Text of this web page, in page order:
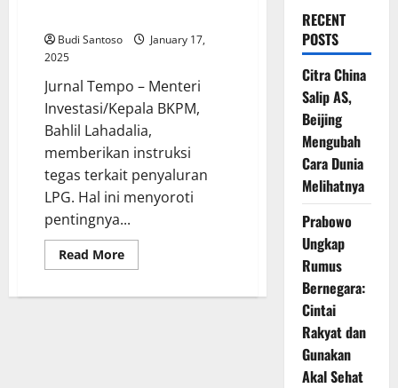
Budi Santoso
January 17,
2025
Jurnal Tempo – Menteri
Investasi/Kepala BKPM,
Bahlil Lahadalia,
memberikan instruksi
tegas terkait penyaluran
LPG. Hal ini menyoroti
pentingnya...
Read MoreRead
more
Bahlil
RECENT
POSTS
Citra China
Salip AS,
Beijing
Mengubah
Cara Dunia
Melihatnya
Prabowo
Ungkap
Rumus
Bernegara:
Cintai
Rakyat dan
Gunakan
Akal Sehat